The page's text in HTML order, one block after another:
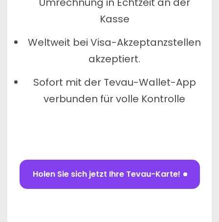
Kasse
Weltweit bei Visa-Akzeptanzstellen
akzeptiert.
Sofort mit der Tevau-Wallet-App
verbunden für volle Kontrolle
Holen Sie sich jetzt Ihre Tevau-Karte!